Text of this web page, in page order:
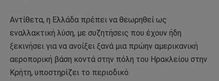
Αντίθετα, η Ελλάδα πρέπει να θεωρηθεί ως
εναλλακτική λύση, με συζητήσεις που έχουν ήδη
ξεκινήσει για να ανοίξει ξανά μια πρώην αμερικανική
αεροπορική βάση κοντά στην πόλη του Ηρακλείου στην
Κρήτη, υποστηρίζει το περιοδικό.